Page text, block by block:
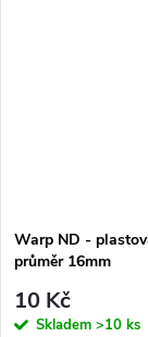
Warp ND -
průměr 16mm
10 Kč
Skladem >10 ks